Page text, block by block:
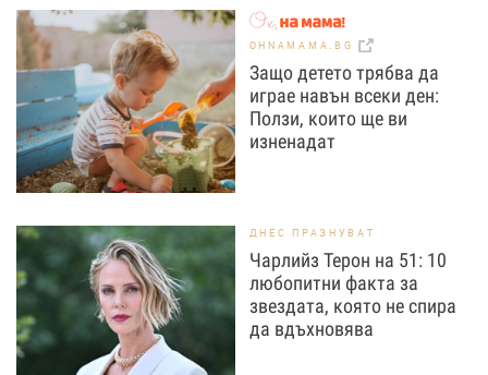
OHNAMAMA.BG
Защо детето трябва да
играе навън всеки ден:
Ползи, които ще ви
изненадат
ДНЕС ПРАЗНУВАТ
Чарлийз Терон на 51: 10
любопитни факта за
звездата, която не спира
да вдъхновява